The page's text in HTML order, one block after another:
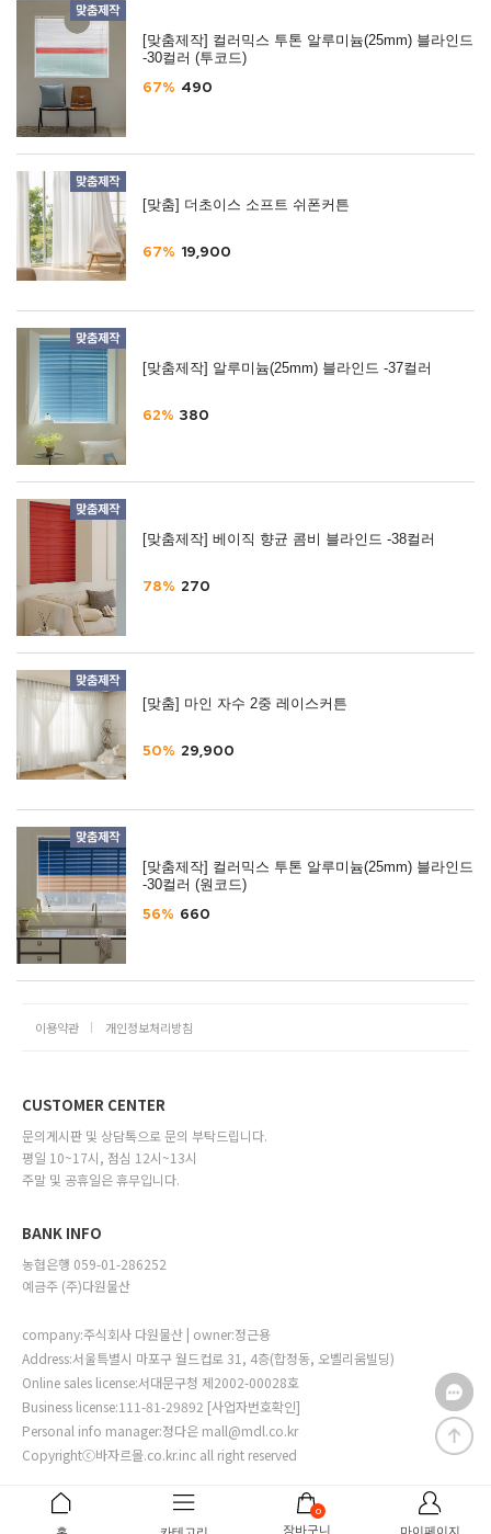
0
장바구니 마이페이지
[맞춤제작] 컬러믹스 투톤 알루미늄(25mm) 블라인드
-30컬러 (투코드)
67% 490
[맞춤] 더초이스 소프트 쉬폰커튼
67% 19,900
[맞춤제작] 알루미늄(25mm) 블라인드 -37컬러
62% 380
[맞춤제작] 베이직 향균 콤비 블라인드 -38컬러
78% 270
[맞춤] 마인 자수 2중 레이스커튼
50% 29,900
[맞춤제작] 컬러믹스 투톤 알루미늄(25mm) 블라인드
-30컬러 (원코드)
56% 660
이용약관 개인정보처리방침
CUSTOMER CENTER
문의게시판 및 상담톡으로 문의 부탁드립니다.
평일 10~17시, 점심 12시~13시
주말 및 공휴일은 휴무입니다.
BANK INFO
농협은행 059-01-286252
예금주 (주)다원물산
company:주식회사 다원물산 | owner:정근용
Address:서울특별시 마포구 월드컵로 31, 4층(합정동, 오벨리움빌딩)
Online sales license:서대문구청 제2002-00028호
Business license:111-81-29892 [사업자번호확인]
Personal info manager:정다은 mall@mdl.co.kr
Copyrightⓒ바자르몰.co.kr.inc all right reserved